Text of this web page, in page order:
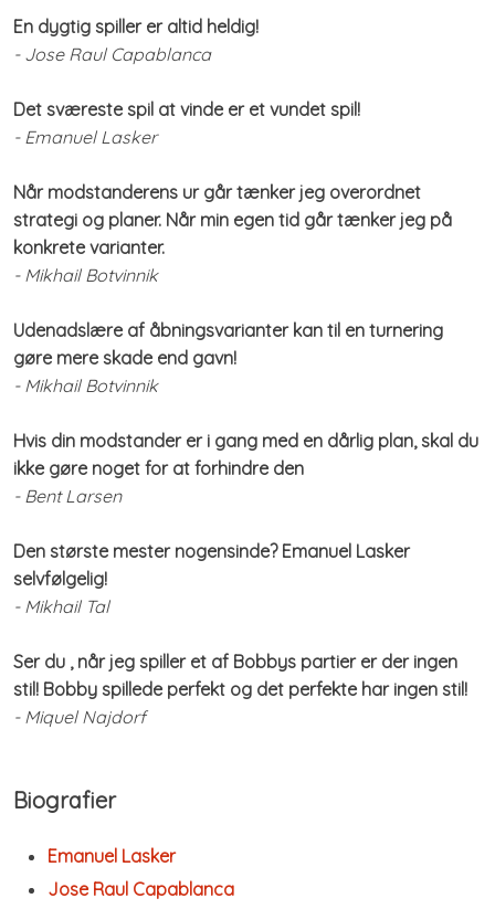
En dygtig spiller er altid heldig!
- Jose Raul Capablanca
Det sværeste spil at vinde er et vundet spil!
- Emanuel Lasker
Når modstanderens ur går tænker jeg overordnet
strategi og planer. Når min egen tid går tænker jeg på
konkrete varianter.
- Mikhail Botvinnik
Udenadslære af åbningsvarianter kan til en turnering
gøre mere skade end gavn!
- Mikhail Botvinnik
Hvis din modstander er i gang med en dårlig plan, skal du
ikke gøre noget for at forhindre den
- Bent Larsen
​Den største mester nogensinde? Emanuel Lasker
selvfølgelig!
- Mikhail Tal
Ser du , når jeg spiller et af Bobbys partier er der ingen
stil! Bobby spillede perfekt og det perfekte har ingen stil!
- Miquel Najdorf
Biografier
Emanuel Lasker
Jose Raul Capablanca